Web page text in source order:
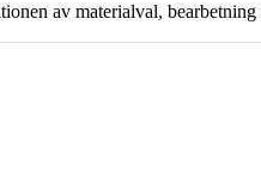
av materialval,